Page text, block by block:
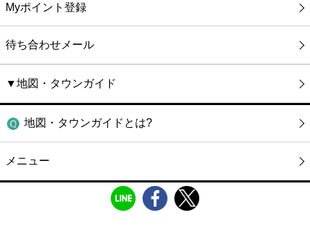
Myポイント登録
待ち合わせメール
▼地図・タウンガイド
地図・タウンガイドとは?
メニュー